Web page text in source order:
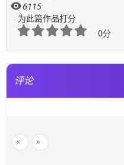
6115
为此篇作品打分
0分
评论
« »